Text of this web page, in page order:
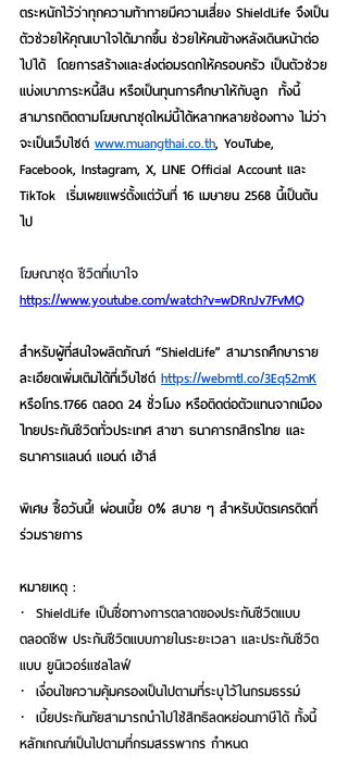
ตระหนักไว้ว่าทุกความท้าทายมีความเสี่ยง ShieldLife จึงเป็น
ตัวช่วยให้คุณเบาใจได้มากขึ้น ช่วยให้คนข้างหลังเดินหน้าต่อ
ไปได้  โดยการสร้างและส่งต่อมรดกให้ครอบครัว เป็นตัวช่วย
แบ่งเบาภาระหนี้สิน หรือเป็นทุนการศึกษาให้กับลูก  ทั้งนี้
สามารถติดตามโฆษณาชุดใหม่นี้ได้หลากหลายช่องทาง ไม่ว่า
จะเป็นเว็บไซต์ www.muangthai.co.th, YouTube,
Facebook, Instagram, X, LINE Official Account และ
TikTok  เริ่มเผยแพร่ตั้งแต่วันที่ 16 เมษายน 2568 นี้เป็นต้น
ไป
โฆษณาชุด ชีวิตที่เบาใจ
https://www.youtube.com/watch?v=wDRnJv7FvMQ
สำหรับผู้ที่สนใจผลิตภัณฑ์ “ShieldLife” สามารถศึกษาราย
ละเอียดเพิ่มเติมได้ที่เว็บไซต์ https://webmtl.co/3Eq52mK
หรือโทร.1766 ตลอด 24 ชั่วโมง หรือติดต่อตัวแทนจากเมือง
ไทยประกันชีวิตทั่วประเทศ สาขา ธนาคารกสิกรไทย และ
ธนาคารแลนด์ แอนด์ เฮ้าส์
พิเศษ ซื้อวันนี้! ผ่อนเบี้ย 0% สบาย ๆ สำหรับบัตรเครดิตที่
ร่วมรายการ
หมายเหตุ :
· ShieldLife เป็นชื่อทางการตลาดของประกันชีวิตแบบ
ตลอดชีพ ประกันชีวิตแบบภายในระยะเวลา และประกันชีวิต
แบบ ยูนิเวอร์แซลไลฟ์
· เงื่อนไขความคุ้มครองเป็นไปตามที่ระบุไว้ในกรมธรรม์
· เบี้ยประกันภัยสามารถนำไปใช้สิทธิลดหย่อนภาษีได้ ทั้งนี้
หลักเกณฑ์เป็นไปตามที่กรมสรรพากร กำหนด